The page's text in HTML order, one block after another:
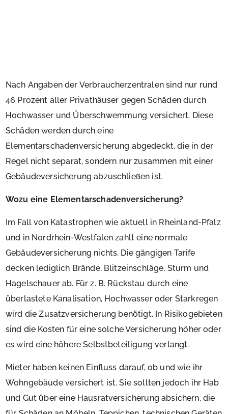
Nach Angaben der Verbraucherzentralen sind nur rund
46 Prozent aller Privathäuser gegen Schäden durch
Hochwasser und Überschwemmung versichert. Diese
Schäden werden durch eine
Elementarschadenversicherung abgedeckt, die in der
Regel nicht separat, sondern nur zusammen mit einer
Gebäudeversicherung abzuschließen ist.
Wozu eine Elementarschadenversicherung?
Im Fall von Katastrophen wie aktuell in Rheinland-Pfalz
und in Nordrhein-Westfalen zahlt eine normale
Gebäudeversicherung nichts. Die gängigen Tarife
decken lediglich Brände, Blitzeinschläge, Sturm und
Hagelschauer ab. Für z. B. Rückstau durch eine
überlastete Kanalisation, Hochwasser oder Starkregen
wird die Zusatzversicherung benötigt. In Risikogebieten
sind die Kosten für eine solche Versicherung höher oder
es wird eine höhere Selbstbeteiligung verlangt.
Mieter haben keinen Einfluss darauf, ob und wie ihr
Wohngebäude versichert ist. Sie sollten jedoch ihr Hab
und Gut über eine Hausratversicherung absichern, die